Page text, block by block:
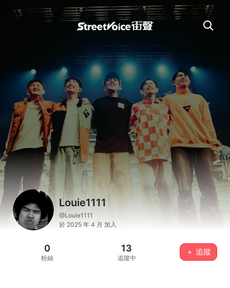
Louie1111
@Louie1111
於 2025 年 4 月 加入
0
粉絲
13
追蹤中
＋ 追蹤